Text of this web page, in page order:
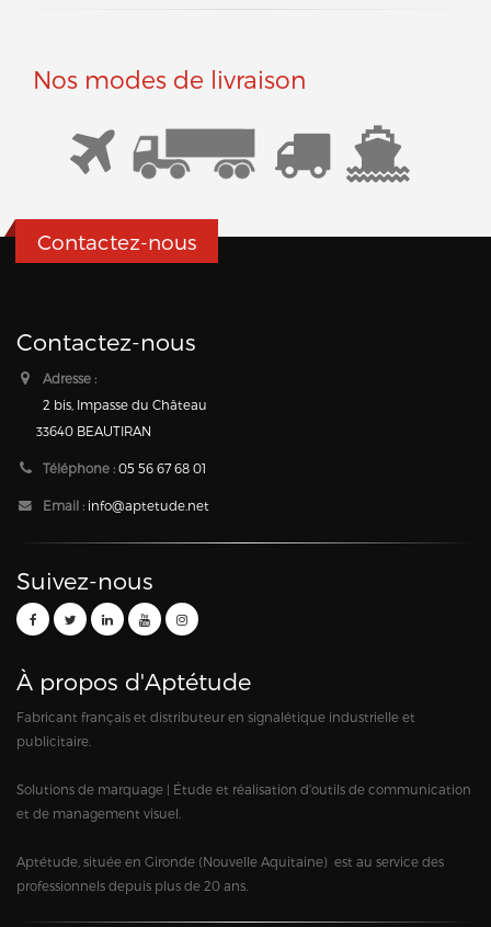
Nos modes de livraison
Contactez-nous
Contactez-nous
Adresse :
2 bis, Impasse du Château
33640 BEAUTIRAN
Téléphone : 05 56 67 68 01
Email : info@aptetude.net
Suivez-nous
À propos d'Aptétude
Fabricant français et distributeur en signalétique industrielle et
publicitaire.
Solutions de marquage | Étude et réalisation d'outils de communication
et de management visuel.
Aptétude, située en Gironde (Nouvelle Aquitaine) est au service des
professionnels depuis plus de 20 ans.